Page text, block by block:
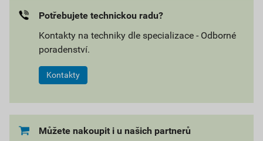
Potřebujete technickou radu?
Kontakty na techniky dle specializace - Odborné
poradenství.
Kontakty
Můžete nakoupit i u našich partnerů